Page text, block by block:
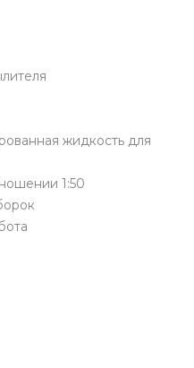
жидкость для
1:50